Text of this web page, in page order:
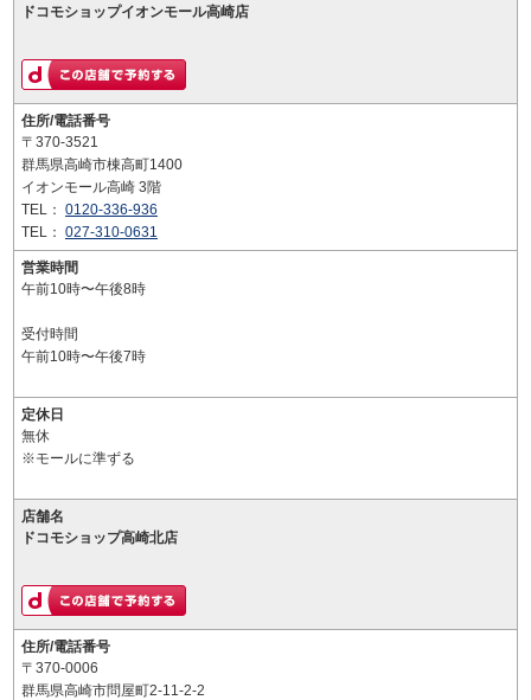
ドコモショップイオンモール高崎店
住所/電話番号
〒370-3521
群馬県高崎市棟高町1400
イオンモール高崎 3階
TEL： 0120-336-936
TEL： 027-310-0631
営業時間
午前10時〜午後8時
受付時間
午前10時〜午後7時
定休日
無休
※モールに準ずる
店舗名
ドコモショップ高崎北店
住所/電話番号
〒370-0006
群馬県高崎市問屋町2-11-2-2